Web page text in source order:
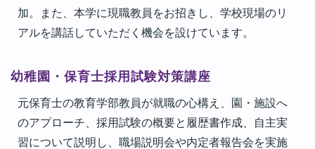
加。また、本学に現職教員をお招きし、学校現場のリ
アルを講話していただく機会を設けています。
幼稚園・保育士採用試験対策講座
元保育士の教育学部教員が就職の心構え、園・施設へ
のアプローチ、採用試験の概要と履歴書作成、自主実
習について説明し、職場説明会や内定者報告会を実施